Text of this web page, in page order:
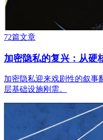
72篇文章
加密隐私的复兴：从硬
加密隐私迎来戏剧性的叙事
层基础设施刚需。